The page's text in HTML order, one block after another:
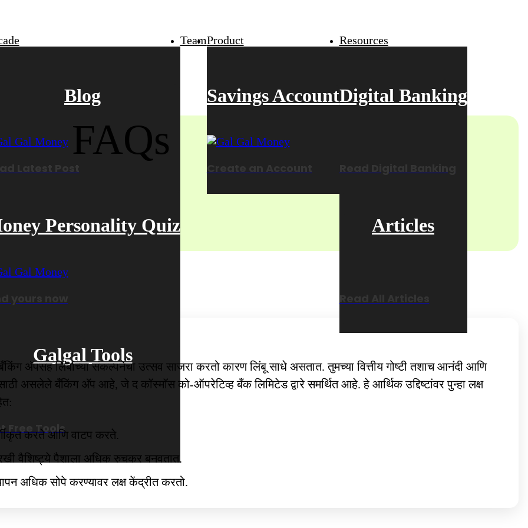
Blog
Personality Quiz
Galgal Tools
Free Tools
TeamProduct
Savings Account
Resources
Digital Banking
Articles
FAQs
अ‍ॅपसह लिंबांच्या संकल्पनेचा उत्सव साजरा करतो कारण लिंबू साधे असतात. तुमच्या वित्तीय गोष्टी तशाच आनंदी आणि
असलेले बँकिंग अ‍ॅप आहे, जे द कॉस्मॉस को-ऑपरेटिव्ह बँक लिमिटेड द्वारे समर्थित आहे. हे आर्थिक उद्दिष्टांवर पुन्हा लक्ष
करते आणि वाटप करते.
वैशिष्ट्ये पैशाला अधिक रुचकर बनवतात.
अधिक सोपे करण्यावर लक्ष केंद्रीत करतो.